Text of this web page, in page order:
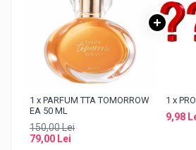
1 x PARFUM TTA TOMORROW
EA 50 ML
150,00 Lei
79,00 Lei
1 x
9,98